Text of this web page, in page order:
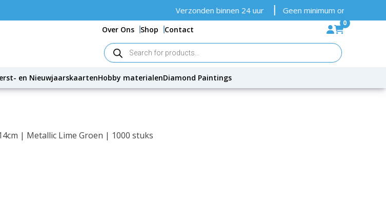
Verzonden binnen 24 uur Geen minimum orderbedrag
Over Ons Shop Contact
0
Producten
zoeken
en NieuwjaarskaartenHobby materialenDiamond Paintings
| Metallic Lime Groen | 1000 stuks